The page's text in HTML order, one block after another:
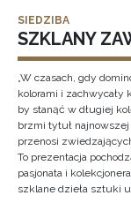
SIEDZIBA
SZKLANY
„W czasach, gdy
kolorami i zachwycały
by stanąć w długiej
brzmi tytuł
przenosi
To prezentacja
pasjonata i
szklane dzieła sztuki